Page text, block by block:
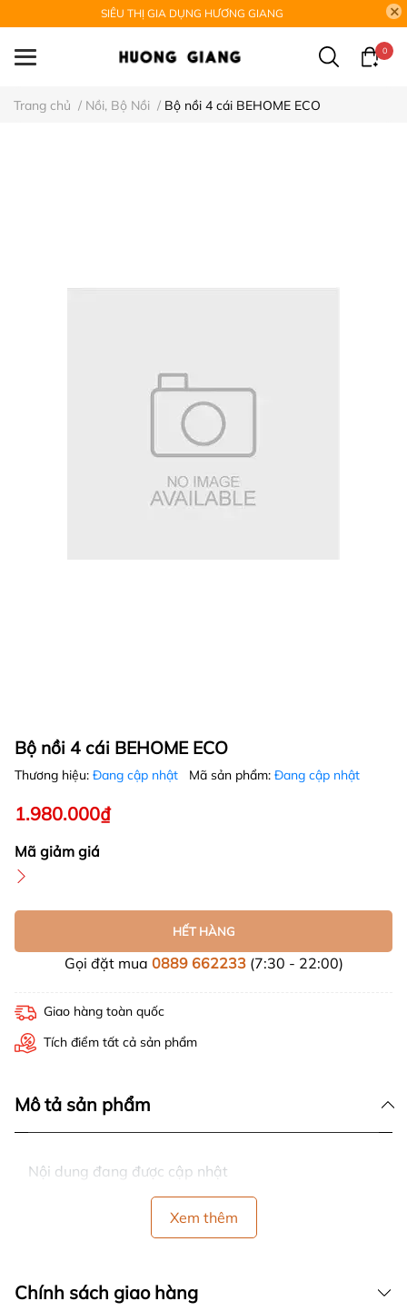
SIÊU THỊ GIA DỤNG HƯƠNG GIANG
0
Trang chủ / Nồi, Bộ Nồi / Bộ nồi 4 cái BEHOME ECO
Bộ nồi 4 cái BEHOME ECO
Thương hiệu: Đang cập nhật Mã sản phẩm: Đang cập nhật
1.980.000₫
Mã giảm giá
HẾT HÀNG
Gọi đặt mua 0889 662233(7:30 - 22:00)
Giao hàng toàn quốc
Tích điểm tất cả sản phẩm
Mô tả sản phẩm
Nội dung đang được cập nhật
Xem thêm
Chính sách giao hàng